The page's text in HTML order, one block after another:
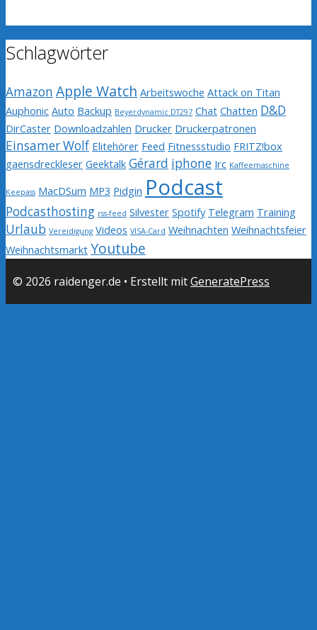
Schlagwörter
Amazon Apple Watch Arbeitswoche Attack on Titan
Auphonic Auto Backup Beyerdynamic DT297 Chat Chatten D&D
DirCaster Downloadzahlen Drucker Druckerpatronen
Einsamer Wolf Elitehörer Feed Fitnessstudio FRITZ!box
gaensdreckleser Geektalk Gérard iphone Irc Kaffeemaschine
Keepass MacDSum MP3 Pidgin Podcast
Podcasthosting rss-feed Silvester Spotify Telegram Training
Urlaub Vereidigung Videos VISA-Card Weihnachten Weihnachtsfeier
Weihnachtsmarkt Youtube
© 2026 raidenger.de • Erstellt mitGeneratePress